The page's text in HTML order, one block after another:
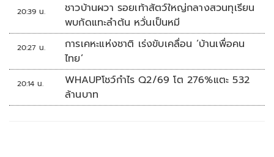
20:39 น.
ชาวบ้านผวา รอยเท้าสัตว์ใหญ่กลางสวนทุเรียน
พบกัดแทะลำต้น หวั่นเป็นหมี
20:27 น.
การเคหะแห่งชาติ เร่งขับเคลื่อน ‘บ้านเพื่อคน
ไทย’
20:14 น.
WHAUPโชว์กำไร Q2/69 โต 276%แตะ 532
ล้านบาท